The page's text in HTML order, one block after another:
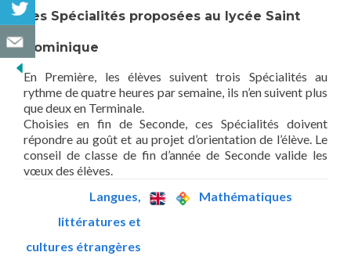
Les Spécialités proposées au lycée Saint
Dominique
En Première, les élèves suivent trois Spécialités au
rythme de quatre heures par semaine, ils n’en suivent plus
que deux en Terminale.
Choisies en fin de Seconde, ces Spécialités doivent
répondre au goût et au projet d’orientation de l’élève. Le
conseil de classe de fin d’année de Seconde valide les
vœux des élèves.
Langues,
littératures et
cultures étrangères
Mathématiques